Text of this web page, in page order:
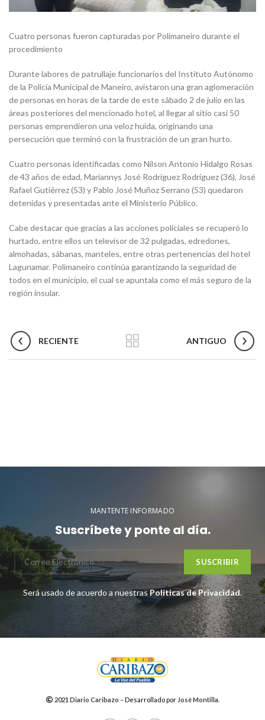
Cuatro personas fueron capturadas por Polimaneiro durante el
procedimiento
Durante labores de patrullaje funcionarios del Instituto Autónomo
de la Policía Municipal de Maneiro, avistaron una gran aglomeración
de personas en horas de la tarde de este sábado 2 de julio en las
áreas posteriores del mencionado hotel, al llegar al sitio casi 50
personas emprendieron una veloz huida, originando una
persecución que terminó con la frustración de un gran hurto.
Cuatro personas identificadas como Nilson Antonio Hidalgo Rosas
de 43 años de edad, Mariannys José Rodríguez Rodríguez (36), José
Rafael Gutiérrez (53) y Pablo José Muñoz Serrano (53) quedaron
detenidas y presentadas ante el Ministerio Público.
Cabe destacar que gracias a las acciones policiales se recuperó lo
hurtado, entre ellos un televisor de 32 pulgadas, edredones,
almohadas, sábanas, manteles, entre otras pertenencias del hotel
Lagunamar. Polimaneiro continúa garantizando la seguridad de
todos en el municipio, el cual se apuntala como el más seguro de la
región insular.
RECIENTE ANTIGUO
MANTENTE INFORMADO
Suscríbete y ponte al día.
Será usado de acuerdo a nuestrasPolíticas de Privacidad.
2021 Diario Caribazo – Desarrollado por José Montilla